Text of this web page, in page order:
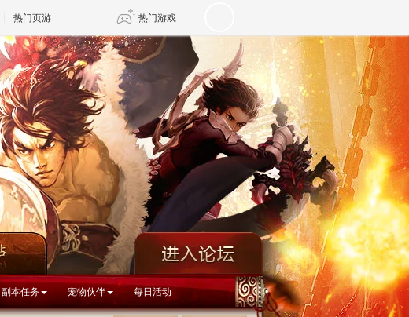
热门页游 热门游戏
魔兽 DNF
天堂 剑网3旗舰版 新天龙八部
王权与自由 诛仙世界 新仙侠5
副本任务 宠物伙伴 每日活动